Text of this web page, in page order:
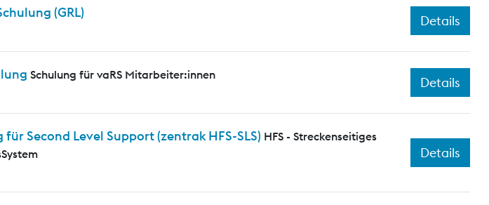
(GRL)
Details
Schulung für vaRS Mitarbeiter:innen
Details
für Second Level Support (zentrak HFS-SLS) HFS - Streckenseitiges
Details